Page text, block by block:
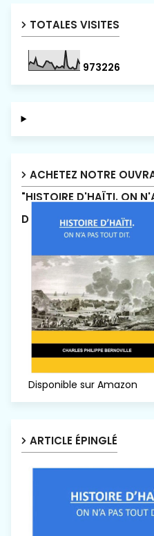
TOTALES VISITES
973226
ACHETEZ NOTRE
"HISTOIRE D'HAÏTI. ON
DIT"!.
Disponible sur Amazon
ARTICLE ÉPINGLÉ